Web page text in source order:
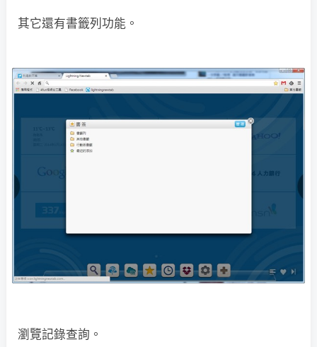
其它還有書籤列功能。
瀏覽記錄查詢。